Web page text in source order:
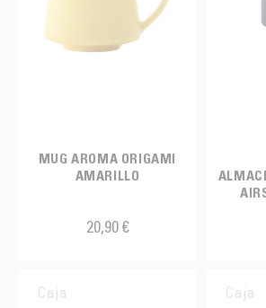
MUG AROMA ORIGAMI
AMARILLO
20,90 €
Caja Caja